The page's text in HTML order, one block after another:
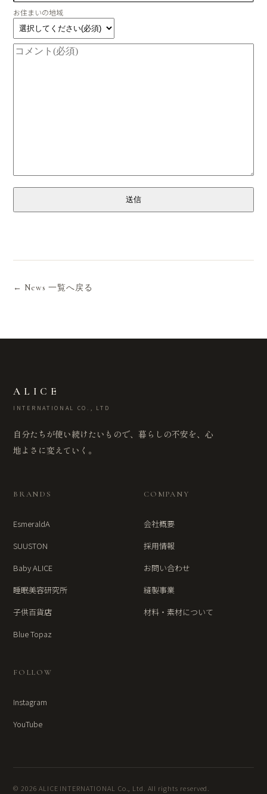
お住まいの地域
送信
← News 一覧へ戻る
ALICE
INTERNATIONAL CO., LTD
自分たちが使い続けたいもので、暮らしの不安を、心
地よさに変えていく。
BRANDS
EsmeraldA
SUUSTON
Baby ALICE
睡眠美容研究所
子供百貨店
Blue Topaz
COMPANY
会社概要
採用情報
お問い合わせ
縫製事業
材料・素材について
FOLLOW
Instagram
YouTube
© 2026 ALICE INTERNATIONAL Co., Ltd. All rights reserved.